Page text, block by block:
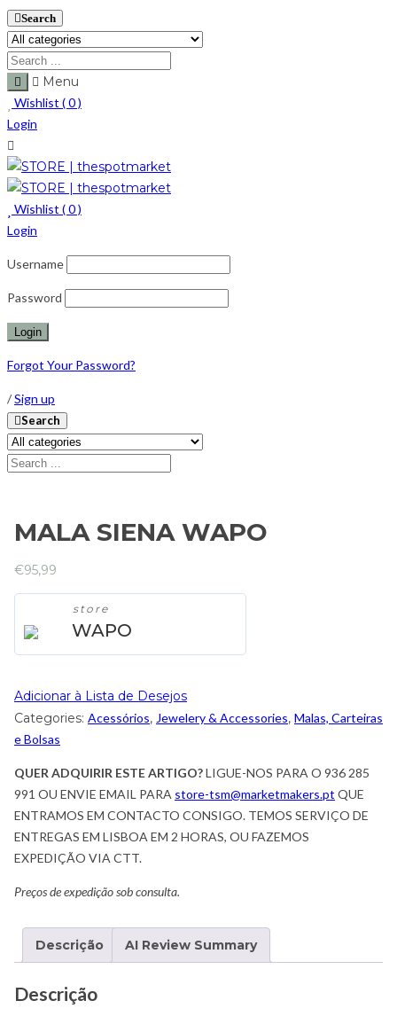
Search
Menu
Wishlist (0)
Login
Wishlist (0)
Login
Username
Password
Forgot Your Password?
/Sign up
Search
MALA SIENA WAPO
€95,99
store
WAPO
Adicionar à Lista de Desejos
Categories: Acessórios, Jewelery & Accessories, Malas, Carteiras
e Bolsas
QUER ADQUIRIR ESTE ARTIGO?LIGUE-NOS PARA O 936 285
991 OU ENVIE EMAIL PARA store-tsm@marketmakers.pt QUE
ENTRAMOS EM CONTACTO CONSIGO. TEMOS SERVIÇO DE
ENTREGAS EM LISBOA EM 2 HORAS, OU FAZEMOS
EXPEDIÇÃO VIA CTT.
Preços de expedição sob consulta.
Descrição AI Review Summary
Descrição